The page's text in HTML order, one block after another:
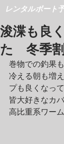
レンタルボート
浚渫も良
た 冬季
巻物での釣果
冷える朝も増
プも良くなっ
皆大好きなカ
高比重系ワー